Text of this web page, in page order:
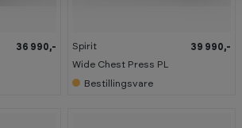
36 990,-
Spirit
Wide Chest Press PL
39 990,-
Bestillingsvare